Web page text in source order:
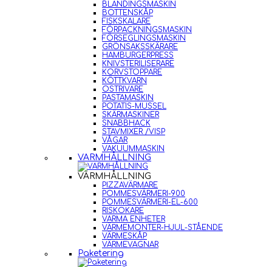
BLANDINGSMASKIN
BOTTENSKÅP
FISKSKALARE
FÖRPACKNINGSMASKIN
FÖRSEGLINGSMASKIN
GRÖNSAKSSKÄRARE
HAMBURGERPRESS
KNIVSTERILISERARE
KORVSTOPPARE
KÖTTKVARN
OSTRIVARE
PASTAMASKIN
POTATIS-MUSSEL
SKÄRMASKINER
SNABBHACK
STAVMIXER /VISP
VÅGAR
VAKUUMMASKIN
VARMHÅLLNING
VARMHÅLLNING
PIZZAVÄRMARE
POMMESVÄRMERI-900
POMMESVÄRMERI-EL-600
RISKOKARE
VARMA ENHETER
VÄRMEMONTER-HJUL-STÅENDE
VÄRMESKÅP
VÄRMEVAGNAR
Paketering